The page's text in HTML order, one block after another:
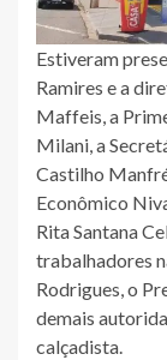
Estiveram
Ramires e a
Maffeis, a
Milani, a
Castilho
Econômico
Rita Santana
trabalhadores
Rodrigues, o
demais
calçadista.